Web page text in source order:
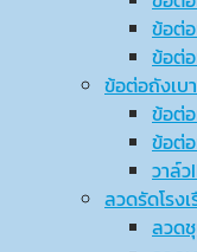
ข้อต่
ข้อต่
ข้อต่อถังเบ
ข้อต่
ข้อต่
วาล์ว
ลวดรัดโรง
ลวด